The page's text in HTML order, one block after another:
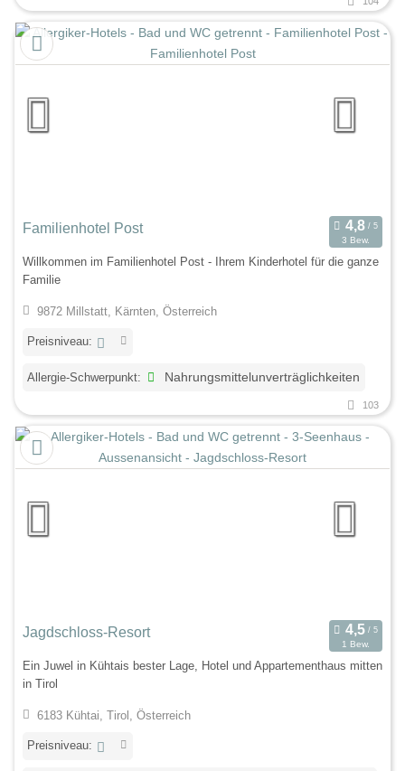
Familienhotel Post
3 Bew.
Willkommen im Familienhotel Post - Ihrem Kinderhotel für die ganze
Familie
9872 Millstatt, Kärnten, Österreich
Preisniveau:
Allergie-Schwerpunkt: Nahrungsmittelunverträglichkeiten
103
Jagdschloss-Resort
1 Bew.
Ein Juwel in Kühtais bester Lage, Hotel und Appartementhaus mitten
in Tirol
6183 Kühtai, Tirol, Österreich
Preisniveau: